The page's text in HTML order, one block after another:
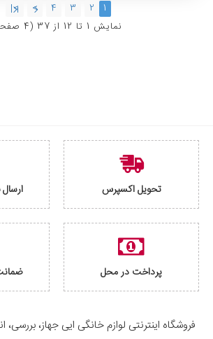
1
2
3
4
>
>|
نمايش 1 تا 12 از 37 (4 صفحه)
تحویل اکسپرس
پرداخت در محل
فروشگاه اینترنتی لوازم خانگی ایی جهاز،